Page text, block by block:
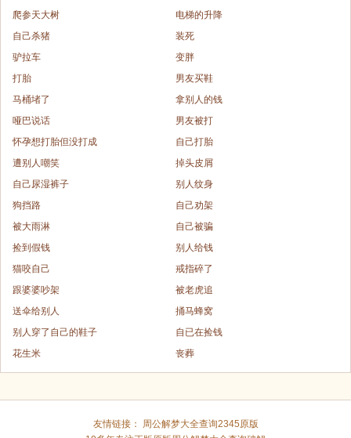
爬参天大树
电梯的升降
自己杀猪
装死
驴拉车
变胖
打胎
男友买鞋
马桶堵了
拿别人的钱
哑巴说话
男友被打
怀孕想打胎但没打成
自己打胎
遭别人嘲笑
掉头皮屑
自己尿湿裤子
别人纹身
狗挡路
自己劝架
被大雨淋
自己被骗
捡到假钱
别人给钱
猫咬自己
戒指碎了
跟婆婆吵架
被老虎追
送伞给别人
捅马蜂窝
别人穿了自己的鞋子
自已在捡钱
花生米
丧葬
友情链接：
周公解梦大全查询2345原版